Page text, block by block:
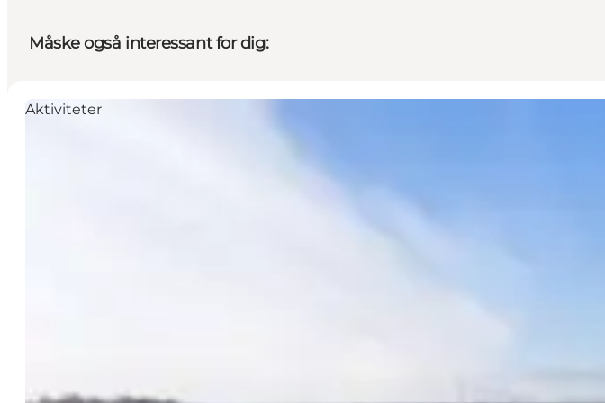
Måske også interessant for dig:
Aktiviteter